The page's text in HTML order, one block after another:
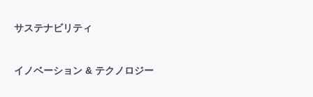
サステナビリティ
イノベーション & テクノロジー